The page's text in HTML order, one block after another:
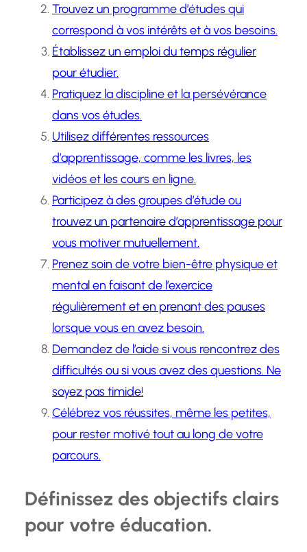
Trouvez un programme d’études qui
correspond à vos intérêts et à vos besoins.
Établissez un emploi du temps régulier
pour étudier.
Pratiquez la discipline et la persévérance
dans vos études.
Utilisez différentes ressources
d’apprentissage, comme les livres, les
vidéos et les cours en ligne.
Participez à des groupes d’étude ou
trouvez un partenaire d’apprentissage pour
vous motiver mutuellement.
Prenez soin de votre bien-être physique et
mental en faisant de l’exercice
régulièrement et en prenant des pauses
lorsque vous en avez besoin.
Demandez de l’aide si vous rencontrez des
difficultés ou si vous avez des questions. Ne
soyez pas timide!
Célébrez vos réussites, même les petites,
pour rester motivé tout au long de votre
parcours.
Définissez des objectifs clairs
pour votre éducation.